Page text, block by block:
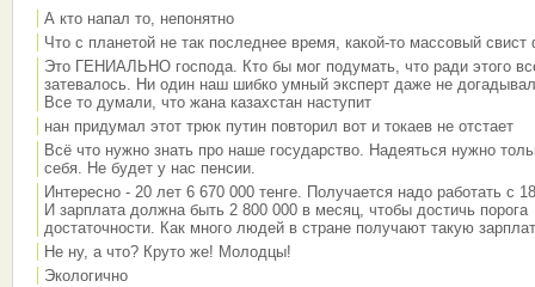
А кто напал то, непонятно
Что с планетой не так последнее время, какой-то массовый свист
Это ГЕНИАЛЬНО господа. Кто бы мог подумать, что ради этого
затевалось. Ни один наш шибко умный эксперт даже не
Все то думали, что жана казахстан наступит
нан придумал этот трюк путин повторил вот и токаев не отстает
Всё что нужно знать про наше государство. Надеяться нужно
себя. Не будет у нас пенсии.
Интересно - 20 лет 6 670 000 тенге. Получается надо работать с
И зарплата должна быть 2 800 000 в месяц, чтобы достичь порога
достаточности. Как много людей в стране получают такую
Не ну, а что? Круто же! Молодцы!
Экологично